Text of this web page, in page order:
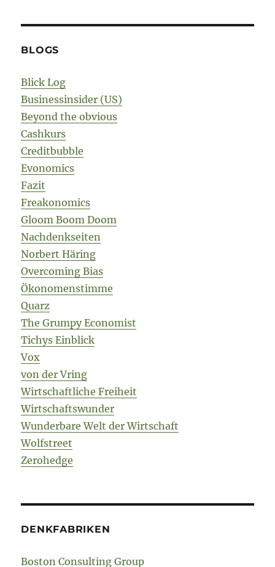
BLOGS
Blick Log
Businessinsider (US)
Beyond the obvious
Cashkurs
Creditbubble
Evonomics
Fazit
Freakonomics
Gloom Boom Doom
Nachdenkseiten
Norbert Häring
Overcoming Bias
Ökonomenstimme
Quarz
The Grumpy Economist
Tichys Einblick
Vox
von der Vring
Wirtschaftliche Freiheit
Wirtschaftswunder
Wunderbare Welt der Wirtschaft
Wolfstreet
Zerohedge
DENKFABRIKEN
Boston Consulting Group